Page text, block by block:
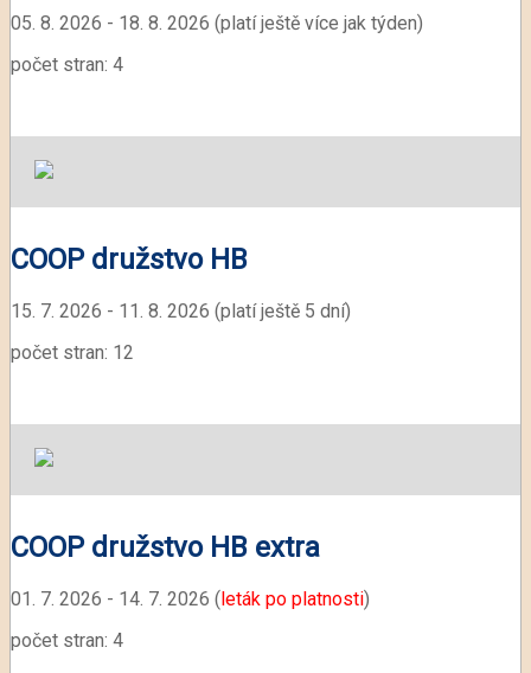
05. 8. 2026 - 18. 8. 2026 (platí ještě více jak týden)
počet stran: 4
COOP družstvo HB
15. 7. 2026 - 11. 8. 2026 (platí ještě 5 dní)
počet stran: 12
COOP družstvo HB extra
01. 7. 2026 - 14. 7. 2026 (leták po platnosti)
počet stran: 4